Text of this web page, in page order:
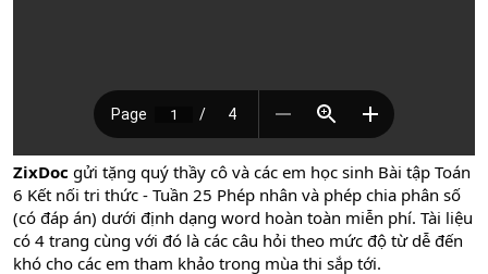
ZixDoc gửi tặng quý thầy cô và các em học sinh Bài tập Toán
6 Kết nối tri thức - Tuần 25 Phép nhân và phép chia phân số
(có đáp án) dưới định dạng word hoàn toàn miễn phí. Tài liệu
có 4 trang cùng với đó là các câu hỏi theo mức độ từ dễ đến
khó cho các em tham khảo trong mùa thi sắp tới.